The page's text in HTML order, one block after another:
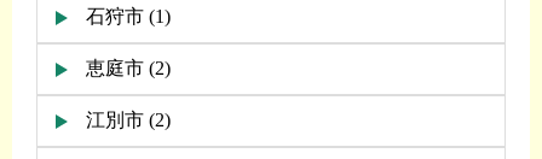
石狩市 (1)
恵庭市 (2)
江別市 (2)